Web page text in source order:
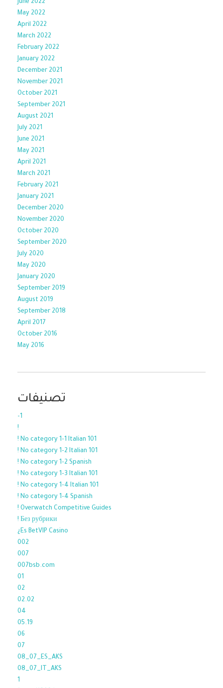
June 2022
May 2022
April 2022
March 2022
February 2022
January 2022
December 2021
November 2021
October 2021
September 2021
August 2021
July 2021
June 2021
May 2021
April 2021
March 2021
February 2021
January 2021
December 2020
November 2020
October 2020
September 2020
July 2020
May 2020
January 2020
September 2019
August 2019
September 2018
April 2017
October 2016
May 2016
تصنيفات
-1
!
! No category 1-1 Italian 101
! No category 1-2 Italian 101
! No category 1-2 Spanish
! No category 1-3 Italian 101
! No category 1-4 Italian 101
! No category 1-4 Spanish
! Overwatch Competitive Guides
! Без рубрики
¿Es BetVIP Casino
002
007
007bsb.com
01
02
02.02
04
05.19
06
07
08_07_ES_AKS
08_07_IT_AKS
1